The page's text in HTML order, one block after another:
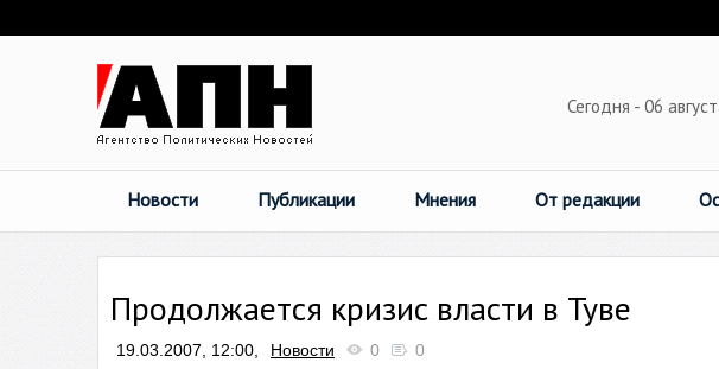
Сегодня - 06
Новости Публикации Мнения От редакции
Продолжается кризис власти в Туве
19.03.2007, 12:00, Новости 0 0